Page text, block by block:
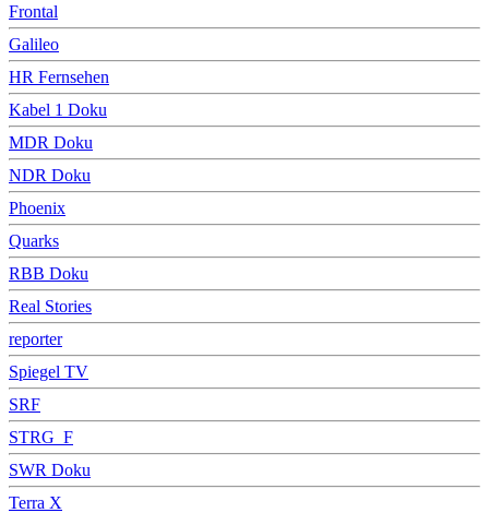
Frontal
Galileo
HR Fernsehen
Kabel 1 Doku
MDR Doku
NDR Doku
Phoenix
Quarks
RBB Doku
Real Stories
reporter
Spiegel TV
SRF
STRG_F
SWR Doku
Terra X